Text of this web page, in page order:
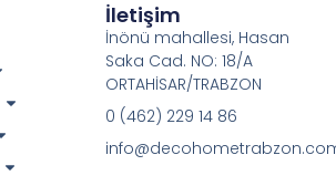
İletişim
İnönü mahallesi, Hasan
Saka Cad. NO: 18/A
ORTAHİSAR/TRABZON
0 (462) 229 14 86